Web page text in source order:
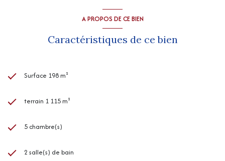
A PROPOS DE CE BIEN
Caractéristiques de ce bien
Surface 198 m²
terrain 1 115 m²
5 chambre(s)
2 salle(s) de bain